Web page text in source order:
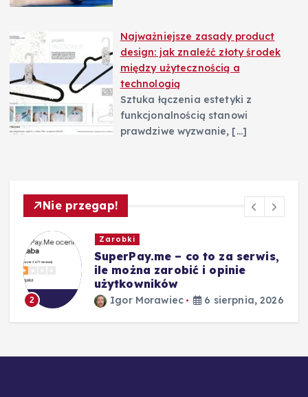
Najważniejsze zasady product
design: jak znaleźć złoty środek
między użytecznością a
technologią
Sztuka łączenia estetyki z
funkcjonalnością stanowi
prawdziwe wyzwanie, […]
Nie przegap!
2
Zarobki
SuperPay.me – co to za serwis,
ile można zarobić i opinie
użytkowników
Igor Morawiec 6 sierpnia, 2026